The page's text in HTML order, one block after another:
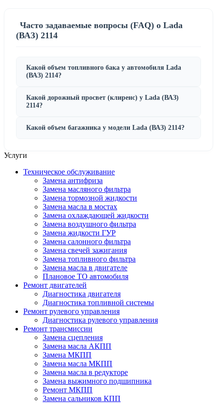
Часто задаваемые вопросы (FAQ) о Lada
(ВАЗ) 2114
Какой объем топливного бака у автомобиля Lada
(ВАЗ) 2114?
Какой дорожный просвет (клиренс) у Lada (ВАЗ)
2114?
Какой объем багажника у модели Lada (ВАЗ) 2114?
Услуги
Техническое обслуживание
Замена антифриза
Замена масляного фильтра
Замена тормозной жидкости
Замена масла в мостах
Замена охлаждающей жидкости
Замена воздушного фильтра
Замена жидкости ГУР
Замена салонного фильтра
Замена свечей зажигания
Замена топливного фильтра
Замена масла в двигателе
Плановое ТО автомобиля
Ремонт двигателей
Диагностика двигателя
Диагностика топливной системы
Ремонт рулевого управления
Диагностика рулевого управления
Ремонт трансмиссии
Замена сцепления
Замена масла АКПП
Замена МКПП
Замена масла МКПП
Замена масла в редукторе
Замена выжимного подшипника
Ремонт МКПП
Замена сальников КПП